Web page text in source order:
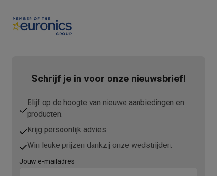
Schrijf je in voor onze nieuwsbrief!
Blijf op de hoogte van nieuwe aanbiedingen en
producten.
Krijg persoonlijk advies.
Win leuke prijzen dankzij onze wedstrijden.
Jouw e-mailadres